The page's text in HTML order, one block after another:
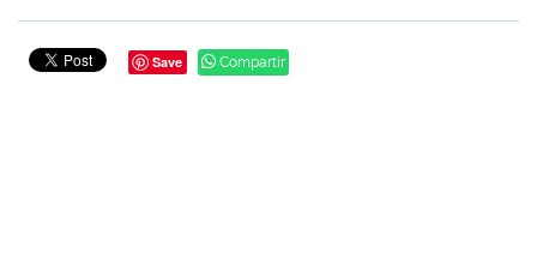
Save Compartir